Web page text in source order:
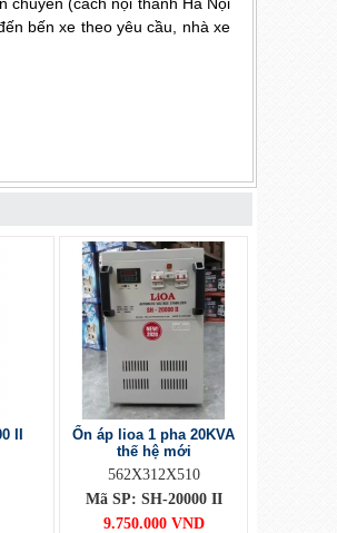
bến xe theo yêu cầu, nhà xe
II
Ổn áp lioa 1 pha 20KVA
thế hệ mới
562X312X510
Mã SP: SH-20000 II
9.750.000 VND